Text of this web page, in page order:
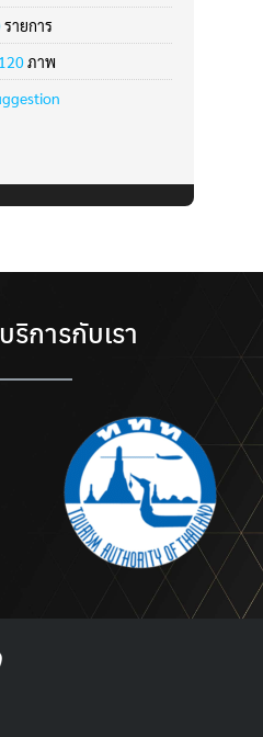
รายการ
120ภาพ
ริการกับเรา